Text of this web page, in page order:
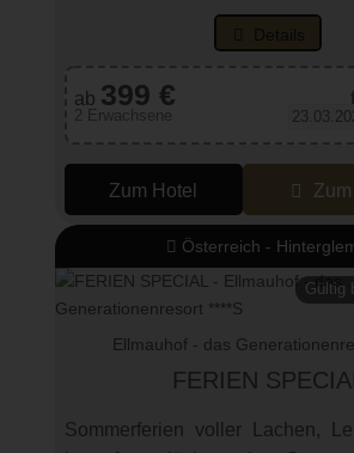
ab 399 €
2 Erwachsene
Zum Hotel
Österreich -
Gültig
Ellmauhof - das
FERIEN SPECIAL
Sommerferien voller Lachen,